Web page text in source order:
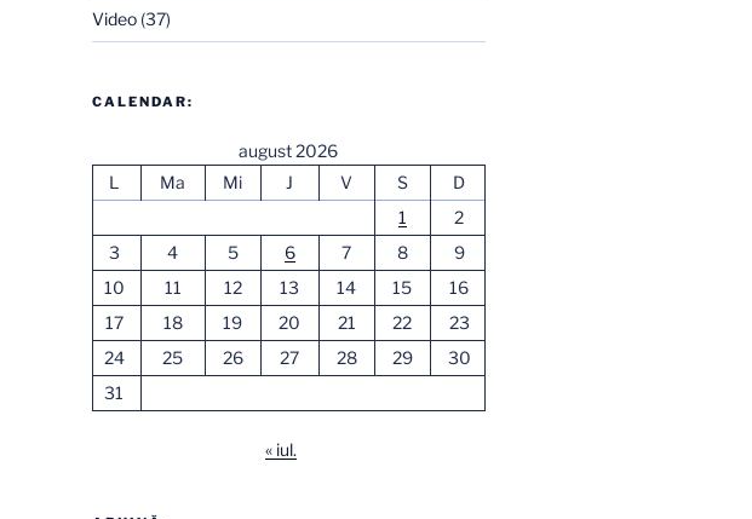
Video(37)
CALENDAR:
august 2026
L
Ma Mi J V S
D
1
2
3
4 5 6 7 8
9
10
11 12 13 14 15
16
17
18 19 20 21 22
23
24
25 26 27 28 29
30
31
« iul.